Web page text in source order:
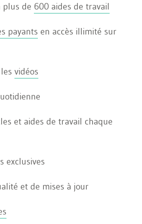
de travail. Une mauvaise
collaborateur peut
les efforts déployés pour son
interne ou externe
et de bénéficier d’un
plus de 600 aides de travail
payants en accès illimité sur
vidéos
et aides de travail chaque
exclusives
et de mises à jour